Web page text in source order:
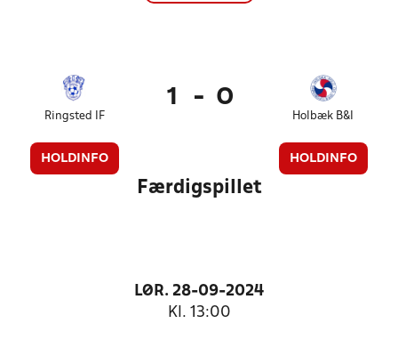
Ringsted IF
HOLDINFO
1 - 0
Holbæk B&I
HOLDINFO
Færdigspillet
LØR. 28-09-2024
Kl. 13:00